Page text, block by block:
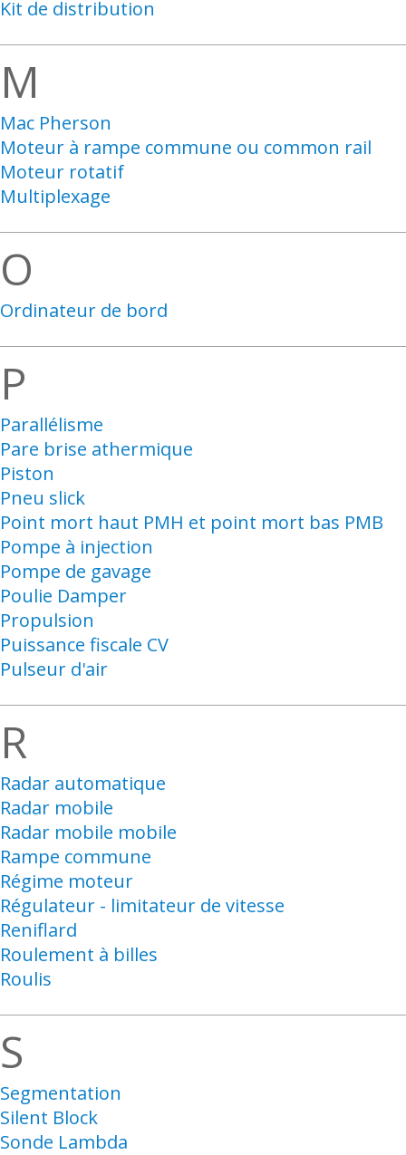
Kit de distribution
M
Mac Pherson
Moteur à rampe commune ou common rail
Moteur rotatif
Multiplexage
O
Ordinateur de bord
P
Parallélisme
Pare brise athermique
Piston
Pneu slick
Point mort haut PMH et point mort bas PMB
Pompe à injection
Pompe de gavage
Poulie Damper
Propulsion
Puissance fiscale CV
Pulseur d'air
R
Radar automatique
Radar mobile
Radar mobile mobile
Rampe commune
Régime moteur
Régulateur - limitateur de vitesse
Reniflard
Roulement à billes
Roulis
S
Segmentation
Silent Block
Sonde Lambda